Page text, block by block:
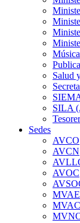
Música
Salud
SILA
Sedes
AVCO
AVCN
AVOC
MVAE
MVAC